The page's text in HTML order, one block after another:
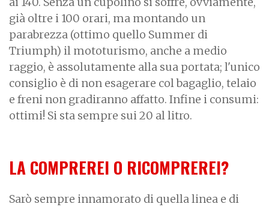
già oltre i 100 orari, ma montando un
parabrezza (ottimo quello Summer di
Triumph) il mototurismo, anche a medio
raggio, è assolutamente alla sua portata; l'unico
consiglio è di non esagerare col bagaglio, telaio
e freni non gradiranno affatto. Infine i consumi:
ottimi! Si sta sempre sui 20 al litro.
LA COMPREREI O RICOMPREREI?
Sarò sempre innamorato di quella linea e di